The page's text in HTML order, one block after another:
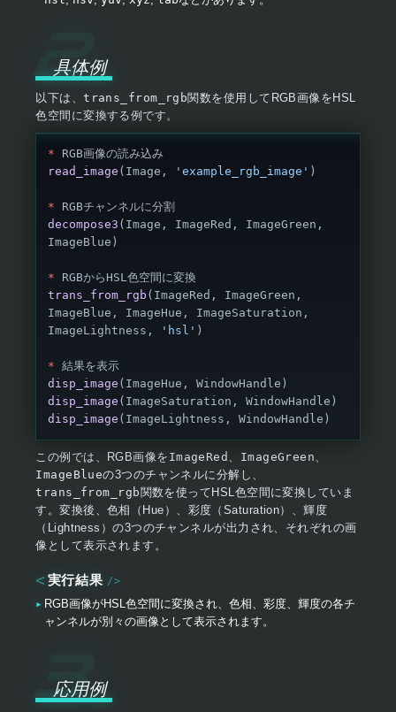
具体例
以下は、trans_from_rgb関数を使用してRGB画像をHSL
色空間に変換する例です。
* RGB画像の読み込み
read_image (Image, 'example_rgb_image' )
* RGBチャンネルに分割
decompose3 (Image, ImageRed, ImageGreen,
ImageBlue)
* RGBからHSL色空間に変換
trans_from_rgb (ImageRed, ImageGreen,
ImageBlue, ImageHue, ImageSaturation,
ImageLightness,
'hsl' )
* 結果を表示
disp_image (ImageHue, WindowHandle)
disp_image (ImageSaturation, WindowHandle)
disp_image (ImageLightness, WindowHandle)
この例では、RGB画像を ImageRed ImageGreen
ImageBlueの3つのチャンネルに分解し、
trans_from_rgb関数を使ってHSL色空間に変換していま
す。変換後、色相（Hue）、彩度（Saturation）、輝度
（Lightness）の3つのチャンネルが出力され、それぞれの画
像として表示されます。
実行結果
RGB画像がHSL色空間に変換され、色相、彩度、輝度の各チ
ャンネルが別々の画像として表示されます。
応用例